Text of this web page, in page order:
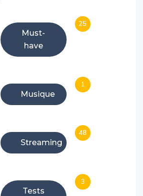
Must-
have
25
Musique
1
Streaming
48
Tests
3